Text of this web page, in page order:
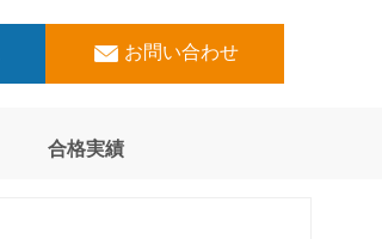
お問い合わせ
合格実績